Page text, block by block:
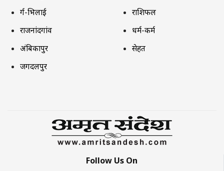
दुर्ग-भिलाई
राजनांदगांव
अंबिकापुर
जगदलपुर
राशिफल
धर्म-कर्म
सेहत
Follow Us On